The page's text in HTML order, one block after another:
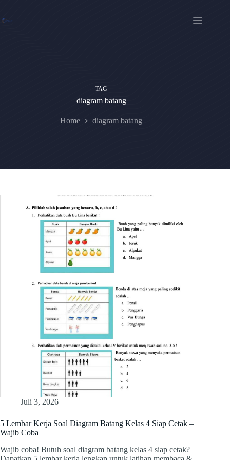
content
TAG
diagram batang
Home diagram batang
Juli 3, 2026
5 Lembar Kerja Soal Diagram Batang Kelas 4 Siap Cetak –
Wajib Coba
Wajib coba! Butuh soal diagram batang kelas 4 siap cetak?